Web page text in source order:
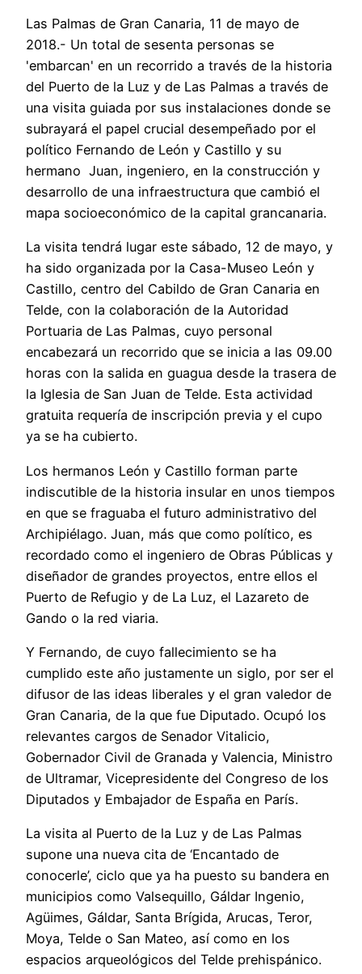
Las Palmas de Gran Canaria, 11 de mayo de
2018.- Un total de sesenta personas se
'embarcan' en un recorrido a través de la historia
del Puerto de la Luz y de Las Palmas a través de
una visita guiada por sus instalaciones donde se
subrayará el papel crucial desempeñado por el
político Fernando de León y Castillo y su
hermano Juan, ingeniero, en la construcción y
desarrollo de una infraestructura que cambió el
mapa socioeconómico de la capital grancanaria.
La visita tendrá lugar este sábado, 12 de mayo, y
ha sido organizada por la Casa-Museo León y
Castillo, centro del Cabildo de Gran Canaria en
Telde, con la colaboración de la Autoridad
Portuaria de Las Palmas, cuyo personal
encabezará un recorrido que se inicia a las 09.00
horas con la salida en guagua desde la trasera de
la Iglesia de San Juan de Telde. Esta actividad
gratuita requería de inscripción previa y el cupo
ya se ha cubierto.
Los hermanos León y Castillo forman parte
indiscutible de la historia insular en unos tiempos
en que se fraguaba el futuro administrativo del
Archipiélago. Juan, más que como político, es
recordado como el ingeniero de Obras Públicas y
diseñador de grandes proyectos, entre ellos el
Puerto de Refugio y de La Luz, el Lazareto de
Gando o la red viaria.
Y Fernando, de cuyo fallecimiento se ha
cumplido este año justamente un siglo, por ser el
difusor de las ideas liberales y el gran valedor de
Gran Canaria, de la que fue Diputado. Ocupó los
relevantes cargos de Senador Vitalicio,
Gobernador Civil de Granada y Valencia, Ministro
de Ultramar, Vicepresidente del Congreso de los
Diputados y Embajador de España en París.
La visita al Puerto de la Luz y de Las Palmas
supone una nueva cita de ‘Encantado de
conocerle’, ciclo que ya ha puesto su bandera en
municipios como Valsequillo, Gáldar Ingenio,
Agüimes, Gáldar, Santa Brígida, Arucas, Teror,
Moya, Telde o San Mateo, así como en los
espacios arqueológicos del Telde prehispánico.